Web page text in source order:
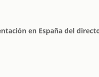
en España del